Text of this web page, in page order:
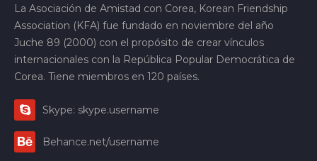
La Asociación de Amistad con Corea, Korean Friendship
Association (KFA) fue fundado en noviembre del año
Juche 89 (2000) con el propósito de crear vínculos
internacionales con la República Popular Democrática de
Corea. Tiene miembros en 120 países.
Skype: skype.username
Behance.net/username